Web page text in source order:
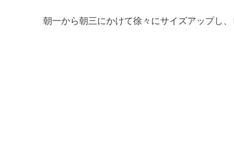
朝一から朝三にかけて徐々にサイズアップし